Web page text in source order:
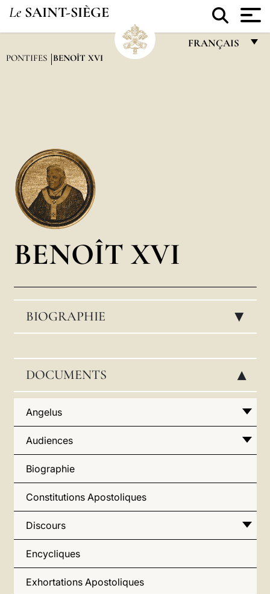
Le SAINT-SIÈGE
FRANÇAIS
PONTIFES BENOÎT XVI
BENOÎT XVI
BIOGRAPHIE ▸
DOCUMENTS ▸
Angelus
Audiences
Biographie
Constitutions Apostoliques
Discours
Encycliques
Exhortations Apostoliques